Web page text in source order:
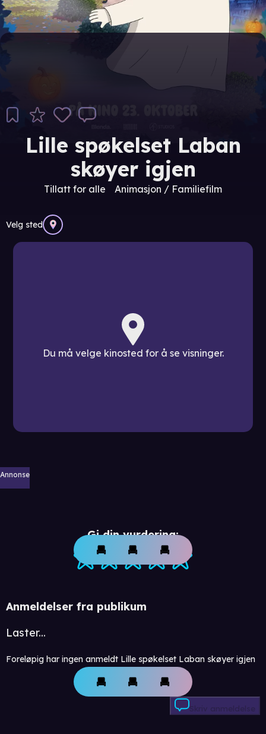
Lille spøkelset Laban
skøyer igjen
Tillatt for alle Animasjon / Familiefilm
Velg sted
Du må velge kinosted for å se visninger.
Annonse
Gi din vurdering:
Anmeldelser fra publikum
Laster...
Foreløpig har ingen anmeldt Lille spøkelset Laban skøyer igjen
Skriv anmeldelse